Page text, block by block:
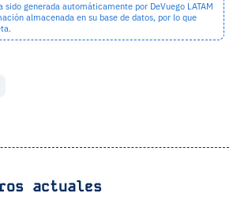
sido generada automáticamente por DeVuego LATAM
almacenada en su base de datos, por lo que
actuales